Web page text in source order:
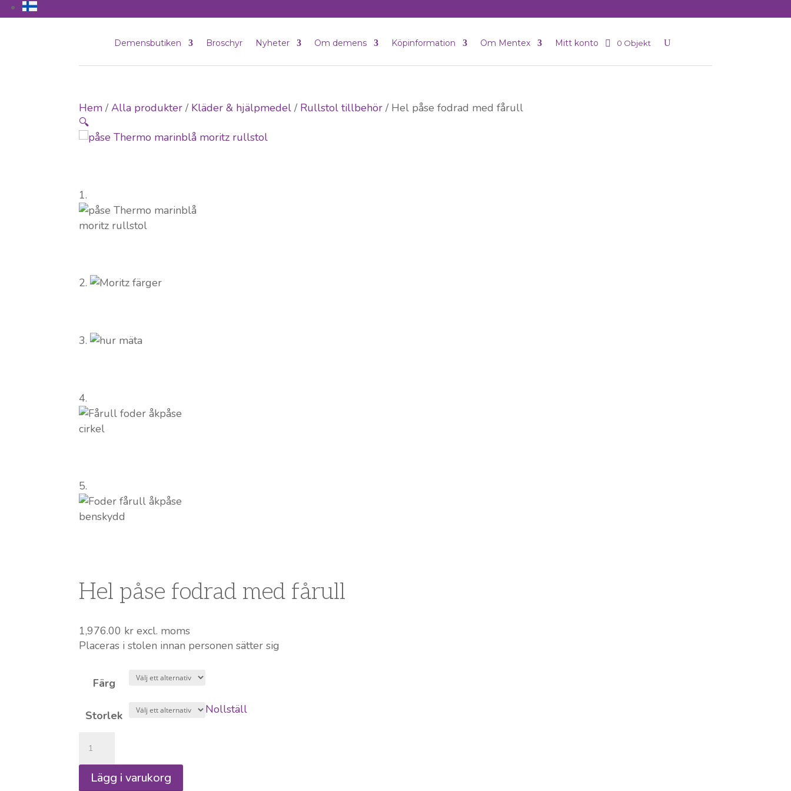
Demensbutiken Broschyr Nyheter Om demens Köpinformation Om Mentex Mitt konto 0 Objekt
Hem /Alla produkter / Kläder & hjälpmedel / Rullstol tillbehör / Hel påse fodrad med fårull
🔍
Hel påse fodrad med fårull
1,976.00 kr excl. moms
Placeras i stolen innan personen sätter sig
Färg
Storlek Nollställ
påse
fodrad
medLägg i varukorg